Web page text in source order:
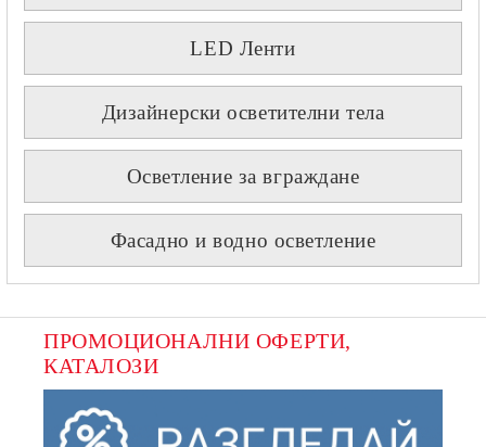
LED Ленти
Дизайнерски осветителни тела
Осветление за вграждане
Фасадно и водно осветление
ПРОМОЦИОНАЛНИ ОФЕРТИ,
КАТАЛОЗИ